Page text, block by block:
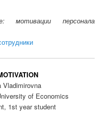
мотивации персонала
Vladimirovna
of Economics
1st year student